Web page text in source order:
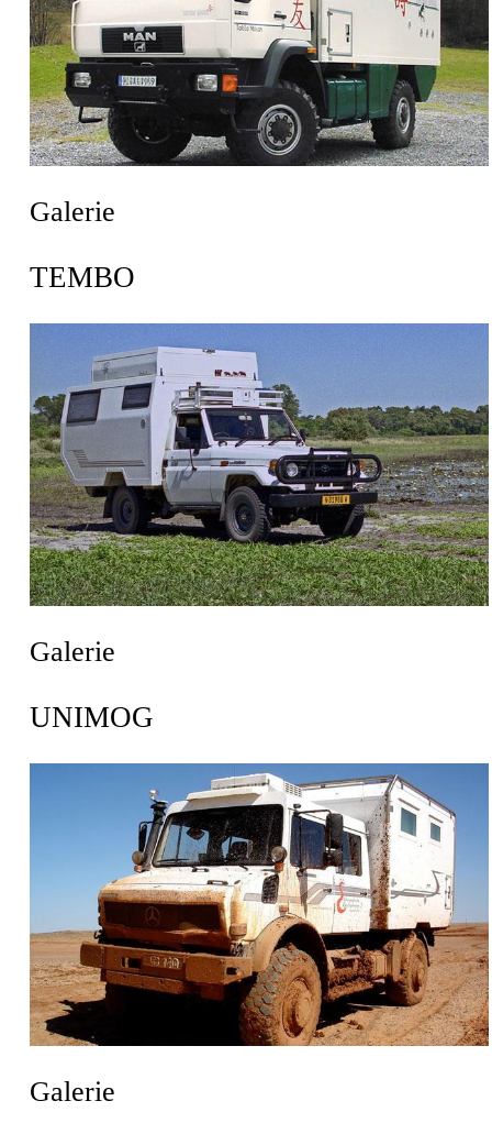
Galerie
TEMBO
Galerie
UNIMOG
Galerie